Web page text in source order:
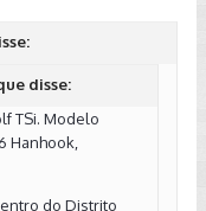
disse:
TSi. Modelo
Hanhook,
do Distrito